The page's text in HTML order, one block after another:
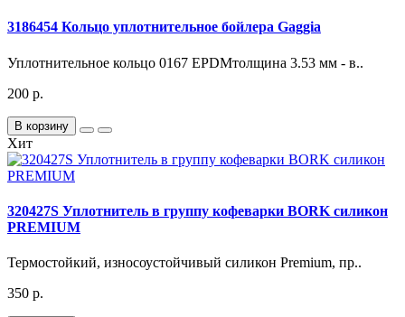
3186454 Кольцо уплотнительное бойлера Gaggia
Уплотнительное кольцо 0167 EPDMтолщина 3.53 мм - в..
200 р.
В корзину
Хит
320427S Уплотнитель в группу кофеварки BORK силикон
PREMIUM
Термостойкий, износоустойчивый силикон Premium, пр..
350 р.